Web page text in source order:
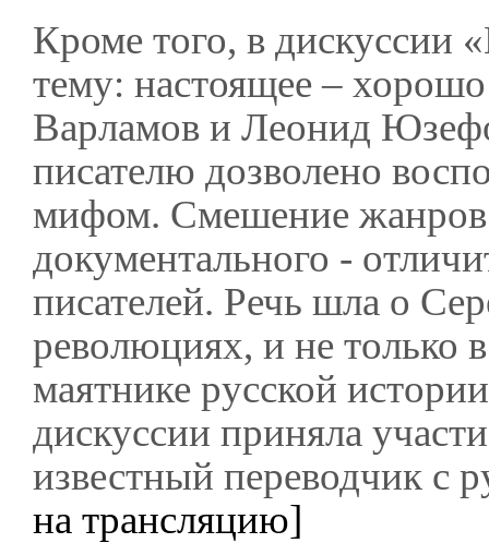
Кроме того, в дискуссии
тему: настоящее –
Варламов и Леонид
писателю дозволено
мифом. Смешение жанров
документального -
писателей. Речь шла о
революциях, и не только
маятнике русской
дискуссии приняла
известный переводчик с
на трансляцию]